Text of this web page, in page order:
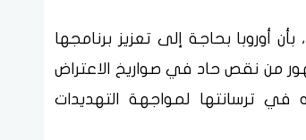
أوروبا بحاجة إلى تعزيز برنامجها
من نقص حاد في صواريخ الاعتراض
في ترسانتها لمواجهة التهديدات